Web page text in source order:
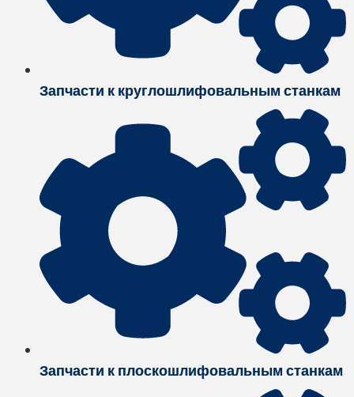
Запчасти к круглошлифовальным станкам
Запчасти к плоскошлифовальным станкам